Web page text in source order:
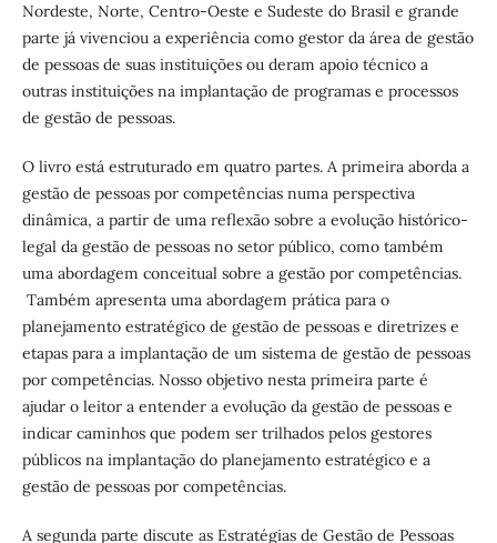
Nordeste, Norte, Centro-Oeste e Sudeste do Brasil e grande
parte já vivenciou a experiência como gestor da área de gestão
de pessoas de suas instituições ou deram apoio técnico a
outras instituições na implantação de programas e processos
de gestão de pessoas.
O livro está estruturado em quatro partes. A primeira aborda a
gestão de pessoas por competências numa perspectiva
dinâmica, a partir de uma reflexão sobre a evolução histórico-
legal da gestão de pessoas no setor público, como também
uma abordagem conceitual sobre a gestão por competências.
Também apresenta uma abordagem prática para o
planejamento estratégico de gestão de pessoas e diretrizes e
etapas para a implantação de um sistema de gestão de pessoas
por competências. Nosso objetivo nesta primeira parte é
ajudar o leitor a entender a evolução da gestão de pessoas e
indicar caminhos que podem ser trilhados pelos gestores
públicos na implantação do planejamento estratégico e a
gestão de pessoas por competências.
A segunda parte discute as Estratégias de Gestão de Pessoas